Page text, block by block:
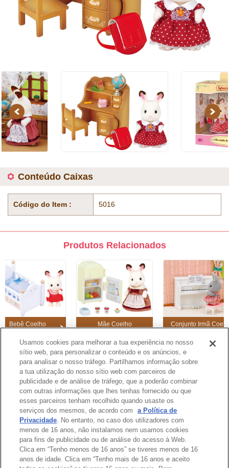
Previous Next
Conteúdo Caixas
Código do Item : 5016
Produtos Relacionados
Bebê Coelho
Mãe Coelho
Geladeira
Conjunto Irmã
Catálogo
Topo da Página
Usamos cookies para melhorar a tua experiência no nosso
sítio web, para personalizar o conteúdo e os anúncios, e
para analisar o nosso tráfego. Partilhamos informação sobre
a tua utilização do nosso sítio web com parceiros de
publicidade e de análise de tráfego, que a poderão combinar
com outras informações que lhes tenhas fornecido ou que
esses parceiros tenham recolhido quando usaste os
serviços dos mesmos, de acordo com
a Política de
Privacidade. No entanto, no caso dos utilizadores com
menos de 16 anos, não instalamos nem usamos cookies
para fins de publicidade ou de análise do acesso à Web.
Clica em “Tenho menos de 16 anos” se tiveres menos de 16
anos de idade. Clica em “Tenho mais de 16 anos e aceito